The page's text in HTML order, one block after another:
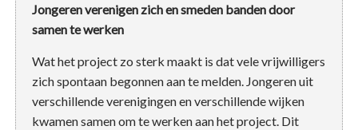
Jongeren verenigen zich en smeden banden door
samen te werken
Wat het project zo sterk maakt is dat vele vrijwilligers
zich spontaan begonnen aan te melden. Jongeren uit
verschillende verenigingen en verschillende wijken
kwamen samen om te werken aan het project. Dit